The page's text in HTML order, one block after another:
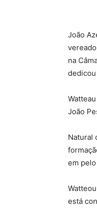
João
na
João
Natural
em
está